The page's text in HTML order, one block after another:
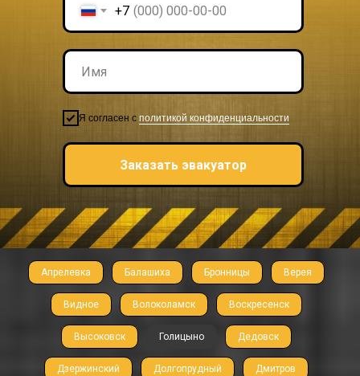
+7
Я согласен с политикой конфиденциальности
Заказать эвакуатор
Апрелевка Балашиха Бронницы Верея
Видное Волоколамск Воскресенск
Высоковск Голицыно Дедовск
Дзержинский Долгопрудный Дмитров